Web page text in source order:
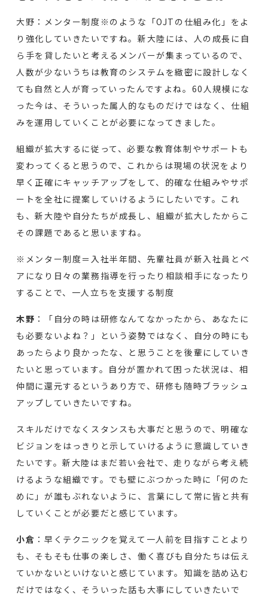
大野：メンター制度※のような「OJTの仕組み化」をよ
り強化していきたいですね。新大陸には、人の成長に自
ら手を貸したいと考えるメンバーが集まっているので、
人数が少ないうちは教育のシステムを緻密に設計しなく
ても自然と人が育っていったんですよね。60人規模にな
った今は、そういった属人的なものだけではなく、仕組
みを運用していくことが必要になってきました。
組織が拡大するに従って、必要な教育体制やサポートも
変わってくると思うので、これからは現場の状況をより
早く正確にキャッチアップをして、的確な仕組みやサポ
ートを全社に提案していけるようにしたいです。これ
も、新大陸や自分たちが成長し、組織が拡大したからこ
その課題であると思いますね。
※メンター制度＝入社半年間、先輩社員が新入社員とペ
アになり日々の業務指導を行ったり相談相手になったり
することで、一人立ちを支援する制度
木野 ：「自分の時は研修なんてなかったから、あなたに
も必要ないよね？」という姿勢ではなく、自分の時にも
あったらより良かったな、と思うことを後輩にしていき
たいと思っています。自分が置かれて困った状況は、相
仲間に還元するというあり方で、研修も随時ブラッシュ
アップしていきたいですね。
スキルだけでなくスタンスも大事だと思うので、明確な
ビジョンをはっきりと示していけるように意識していき
たいです。新大陸はまだ若い会社で、走りながら考え続
けるような組織です。でも壁にぶつかった時に「何のた
めに」が誰もぶれないように、言葉にして常に皆と共有
していくことが必要だと感じています。
小倉 ：早くテクニックを覚えて一人前を目指すことより
も、そもそも仕事の楽しさ、働く喜びも自分たちは伝え
ていかないといけないと感じています。知識を詰め込む
だけではなく、そういった話も大事にしていきたいで